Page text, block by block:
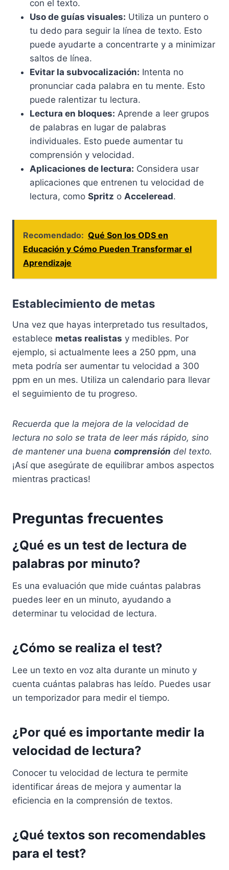
con el texto.
Uso de guías visuales: Utiliza un puntero o
tu dedo para seguir la línea de texto. Esto
puede ayudarte a concentrarte y a minimizar
saltos de línea.
Evitar la subvocalización: Intenta no
pronunciar cada palabra en tu mente. Esto
puede ralentizar tu lectura.
Lectura en bloques: Aprende a leer grupos
de palabras en lugar de palabras
individuales. Esto puede aumentar tu
comprensión y velocidad.
Aplicaciones de lectura: Considera usar
aplicaciones que entrenen tu velocidad de
lectura, como Spritz o Acceleread.
Recomendado: Qué Son los ODS en
Educación y Cómo Pueden Transformar el
Aprendizaje
Establecimiento de metas
Una vez que hayas interpretado tus resultados,
establece metas realistas y medibles. Por
ejemplo, si actualmente lees a 250 ppm, una
meta podría ser aumentar tu velocidad a 300
ppm en un mes. Utiliza un calendario para llevar
el seguimiento de tu progreso.
Recuerda que la mejora de la velocidad de
lectura no solo se trata de leer más rápido, sino
de mantener una buena comprensión del texto.
¡Así que asegúrate de equilibrar ambos aspectos
mientras practicas!
Preguntas frecuentes
¿Qué es un test de lectura de
palabras por minuto?
Es una evaluación que mide cuántas palabras
puedes leer en un minuto, ayudando a
determinar tu velocidad de lectura.
¿Cómo se realiza el test?
Lee un texto en voz alta durante un minuto y
cuenta cuántas palabras has leído. Puedes usar
un temporizador para medir el tiempo.
¿Por qué es importante medir la
velocidad de lectura?
Conocer tu velocidad de lectura te permite
identificar áreas de mejora y aumentar la
eficiencia en la comprensión de textos.
¿Qué textos son recomendables
para el test?